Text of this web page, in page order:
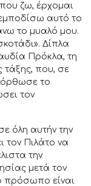
ζω, έρχομαι
αυτό το
το μυαλό μου.
Δίπλα
Πρόκλα, τη
τάξης, που, σε
όρθωσε το
τον
όλη αυτήν την
Πιλάτο να
την
μετά τον
πρόσωπο είναι